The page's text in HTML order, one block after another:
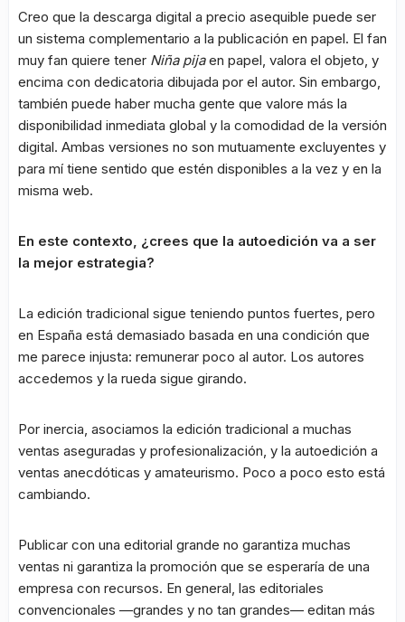
Creo que la descarga digital a precio asequible puede ser
un sistema complementario a la publicación en papel. El fan
muy fan quiere tener Niña pijaen papel, valora el objeto, y
encima con dedicatoria dibujada por el autor. Sin embargo,
también puede haber mucha gente que valore más la
disponibilidad inmediata global y la comodidad de la versión
digital. Ambas versiones no son mutuamente excluyentes y
para mí tiene sentido que estén disponibles a la vez y en la
misma web.
En este contexto, ¿crees que la autoedición va a ser
la mejor estrategia?
La edición tradicional sigue teniendo puntos fuertes, pero
en España está demasiado basada en una condición que
me parece injusta: remunerar poco al autor. Los autores
accedemos y la rueda sigue girando.
Por inercia, asociamos la edición tradicional a muchas
ventas aseguradas y profesionalización, y la autoedición a
ventas anecdóticas y amateurismo. Poco a poco esto está
cambiando.
Publicar con una editorial grande no garantiza muchas
ventas ni garantiza la promoción que se esperaría de una
empresa con recursos. En general, las editoriales
convencionales —grandes y no tan grandes— editan más